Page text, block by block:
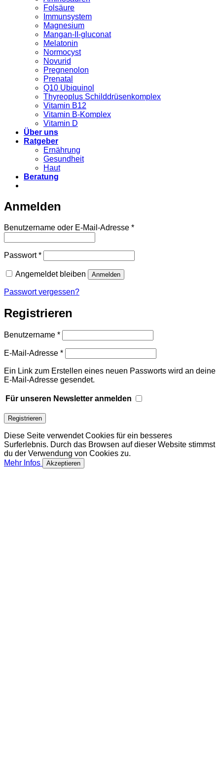
Folsäure
Immunsystem
Magnesium
Mangan-II-gluconat
Melatonin
Normocyst
Novurid
Pregnenolon
Prenatal
Q10 Ubiquinol
Thyreoplus Schilddrüsenkomplex
Vitamin B12
Vitamin B-Komplex
Vitamin D
Über uns
Ratgeber
Ernährung
Gesundheit
Haut
Beratung
Anmelden
Benutzername oder E-Mail-Adresse *Erforderlich
Passwort*Erforderlich
Angemeldet bleiben Anmelden
Passwort vergessen?
Registrieren
Benutzername *Erforderlich
E-Mail-Adresse *Erforderlich
Ein Link zum Erstellen eines neuen Passworts wird an deine
E-Mail-Adresse gesendet.
Für unseren Newsletter anmelden
Registrieren
Diese Seite verwendet Cookies für ein besseres
Surferlebnis. Durch das Browsen auf dieser Website stimmst
du der Verwendung von Cookies zu.
Mehr Infos
Akzeptieren